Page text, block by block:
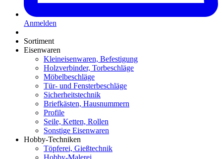
Anmelden
Sortiment
Eisenwaren
Kleineisenwaren, Befestigung
Holzverbinder, Torbeschläge
Möbelbeschläge
Tür- und Fensterbeschläge
Sicherheitstechnik
Briefkästen, Hausnummern
Profile
Seile, Ketten, Rollen
Sonstige Eisenwaren
Hobby-Techniken
Töpferei, Gießtechnik
Hobby-Malerei